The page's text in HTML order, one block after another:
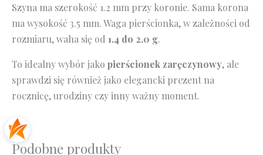
Szyna ma szerokość 1.2 mm przy koronie. Sama korona
ma wysokość 3.5 mm. Waga pierścionka, w zależności od
rozmiaru, waha się od 1.4 do 2.0 g.
To idealny wybór jako pierścionek zaręczynowy, ale
sprawdzi się również jako elegancki prezent na
rocznicę, urodziny czy inny ważny moment.
Podobne produkty